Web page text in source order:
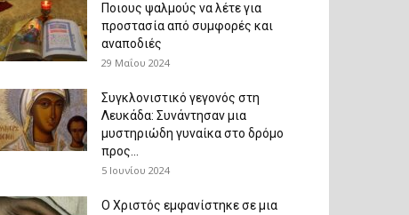
Ποιους ψαλμούς να λέτε για
προστασία από συμφορές και
αναποδιές
29 Μαΐου 2024
Συγκλονιστικό γεγονός στη
Λευκάδα: Συνάντησαν μια
μυστηριώδη γυναίκα στο δρόμο
προς...
5 Ιουνίου 2024
Ο Χριστός εμφανίστηκε σε μια